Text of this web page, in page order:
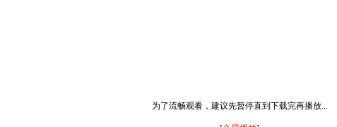
为了流畅观看，建议先暂停直到下载完再播放...